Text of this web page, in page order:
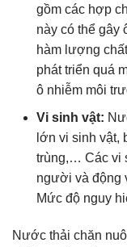
gồm các hợp
này có thể gây
hàm lượng
phát triển quá
ô nhiễm môi
Vi sinh vật:
lớn vi sinh vật,
trùng,… Các vi
người và động
Mức độ nguy
Nước thải chăn